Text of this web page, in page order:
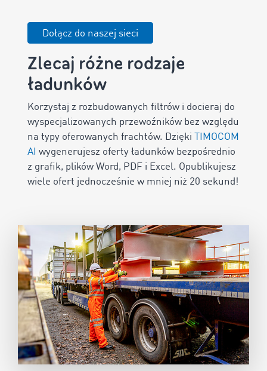
Zlecaj różne rodzaje
ładunków
Korzystaj z rozbudowanych filtrów i docieraj do
wyspecjalizowanych przewoźników bez względu
na typy oferowanych frachtów. Dzięki
TIMOCOM
AI wygenerujesz oferty ładunków bezpośrednio
z grafik, plików Word, PDF i Excel. Opublikujesz
wiele ofert jednocześnie w mniej niż 20 sekund!
Dołącz do naszej sieci